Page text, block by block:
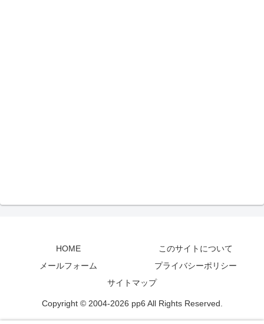
HOME
このサイトについて
メールフォーム
プライバシーポリシー
サイトマップ
Copyright © 2004-2026 pp6 All Rights Reserved.